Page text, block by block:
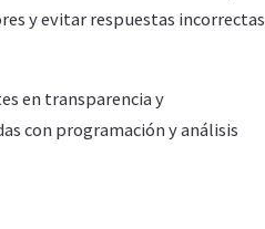
y evitar respuestas incorrectas
en transparencia y
con programación y análisis